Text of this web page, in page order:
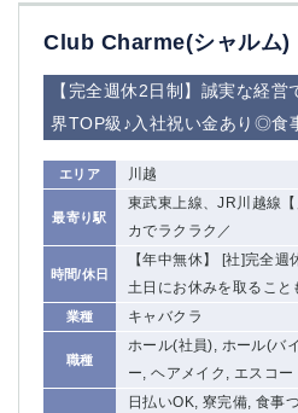
Club Charme(シャルム)
【完全週休2日制】誠実な経
界TOP級♪入社祝い金あり◎食
エリア 川越
最寄り駅
東武東上線、JR川越線
カでラクラク／
時間/休日
【年中無休】 [社]完全
土日にお休みを取ること
業種 キャバクラ
職種
ホール(社員), ホール(バ
ー, ヘアメイク, エスコー
日払いOK, 寮完備, 食事